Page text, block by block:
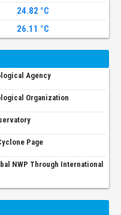
24.82 °C
26.11 °C
Agency
Organization
Page
NWP Through International